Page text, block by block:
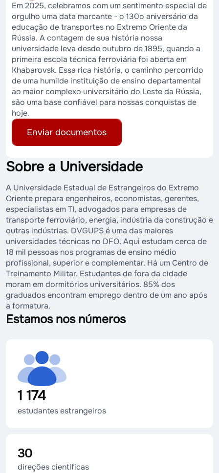
Em 2025, celebramos com um sentimento especial de
orgulho uma data marcante - o 130o aniversário da
educação de transportes no Extremo Oriente da
Rússia. A contagem de sua história nossa
universidade leva desde outubro de 1895, quando a
primeira escola técnica ferroviária foi aberta em
Khabarovsk. Essa rica história, o caminho percorrido
de uma humilde instituição de ensino departamental
ao maior complexo universitário do Leste da Rússia,
são uma base confiável para nossas conquistas de
hoje.
Enviar documentos
Sobre a Universidade
A Universidade Estadual de Estrangeiros do Extremo
Oriente prepara engenheiros, economistas, gerentes,
especialistas em TI, advogados para empresas de
transporte ferroviário, energia, indústria da construção e
outras indústrias. DVGUPS é uma das maiores
universidades técnicas no DFO. Aqui estudam cerca de
18 mil pessoas nos programas de ensino médio
profissional, superior e complementar. Há um Centro de
Treinamento Militar. Estudantes de fora da cidade
moram em dormitórios universitários. 85% dos
graduados encontram emprego dentro de um ano após
a formatura.
Estamos nos números
1 174
estudantes estrangeiros
30
direções científicas